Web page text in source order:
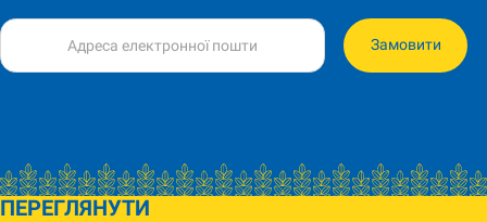
Замовити
ПЕРЕГЛЯНУТИ